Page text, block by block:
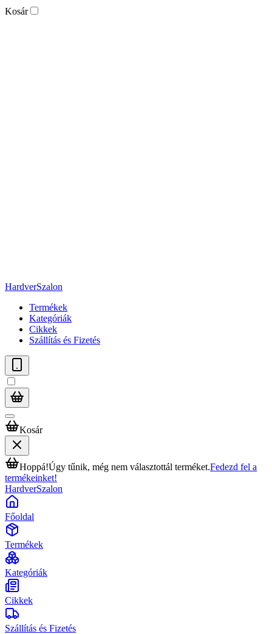
Kosár
HardverSzalon
Termékek
Kategóriák
Cikkek
Szállítás és Fizetés
Kosár
Hoppá!Úgy tűnik, még nem választottál terméket.Fedezd fel a
termékeinket!
HardverSzalon
Főoldal
Termékek
Kategóriák
Cikkek
Szállítás és Fizetés